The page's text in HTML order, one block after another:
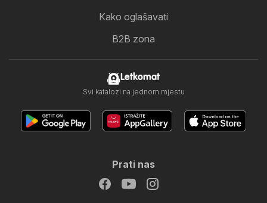
Kako oglašavati
B2B zona
Letkomat
Svi katalozi na jednom mjestu
Prati nas